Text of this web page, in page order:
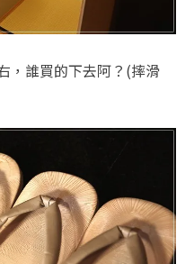
，誰買的下去阿？(摔滑